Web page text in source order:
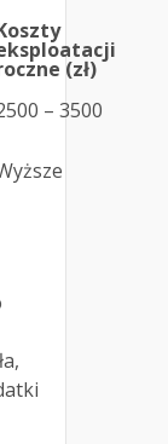
(zł)
– 3500